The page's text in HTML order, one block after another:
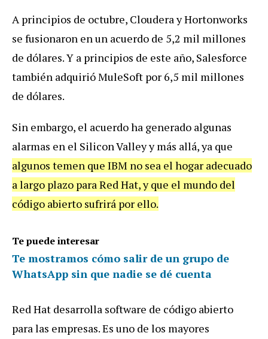
A principios de octubre, Cloudera y Hortonworks
se fusionaron en un acuerdo de 5,2 mil millones
de dólares. Y a principios de este año, Salesforce
también adquirió MuleSoft por 6,5 mil millones
de dólares.
Sin embargo, el acuerdo ha generado algunas
alarmas en el Silicon Valley y más allá, ya que
algunos temen que IBM no sea el hogar adecuado
a largo plazo para Red Hat, y que el mundo del
código abierto sufrirá por ello.
Te puede interesar
Te mostramos cómo salir de un grupo de
WhatsApp sin que nadie se dé cuenta
Red Hat desarrolla software de código abierto
para las empresas. Es uno de los mayores